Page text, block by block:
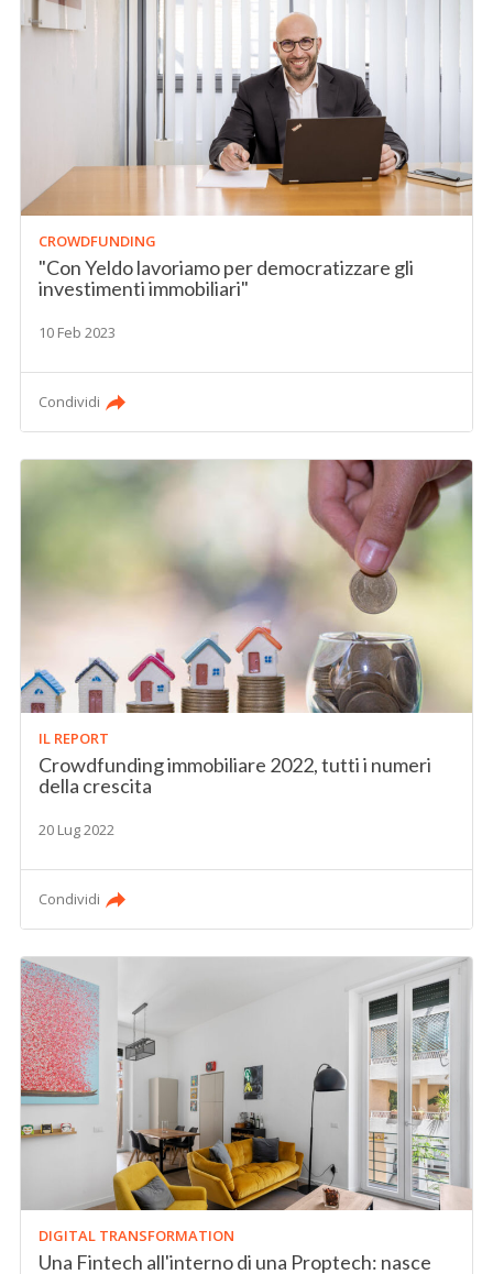
CROWDFUNDING
"Con Yeldo lavoriamo per democratizzare gli
investimenti immobiliari"
10 Feb 2023
Condividi
IL REPORT
Crowdfunding immobiliare 2022, tutti i numeri
della crescita
20 Lug 2022
Condividi
DIGITAL TRANSFORMATION
Una Fintech all'interno di una Proptech: nasce